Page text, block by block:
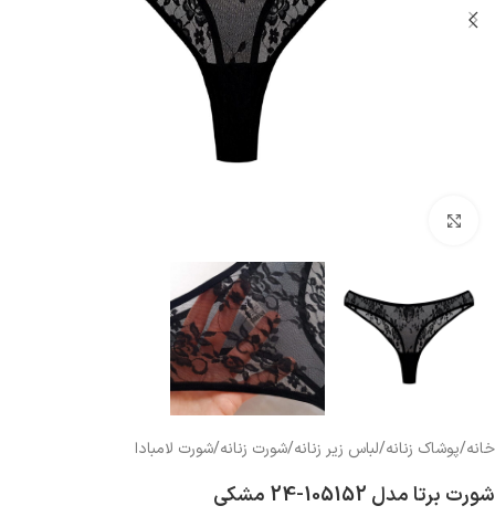
خانه/پوشاک زنانه/لباس زیر زنانه/شورت زنانه/شورت لامبادا
شورت برتا مدل 105152-24 مشکی